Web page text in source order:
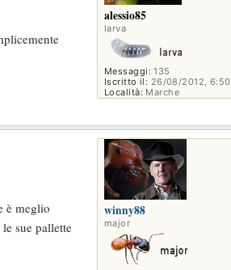
alessio85
larva
Messaggi: 135
Iscritto il: 26/08/2012, 6:50
Località: Marche
winny88
major
è meglio
sue pallette